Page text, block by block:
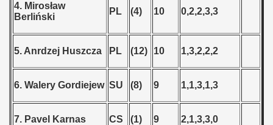
4. Mirosław
Berliński
PL (4) 10 0,2,2,3,3
5. Anrdzej Huszcza PL (12) 10 1,3,2,2,2
6. Walery Gordiejew SU (8) 9 1,1,3,1,3
7. Pavel Karnas CS (1) 9 2,1,3,3,0